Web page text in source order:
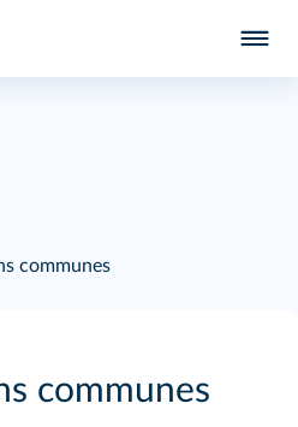
communes
communes